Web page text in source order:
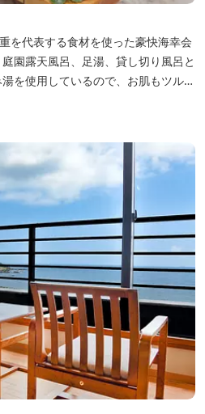
を代表する食材を使った豪快海幸会
園露天風呂、足湯、貸し切り風呂と
を使用しているので、お肌もツルツ